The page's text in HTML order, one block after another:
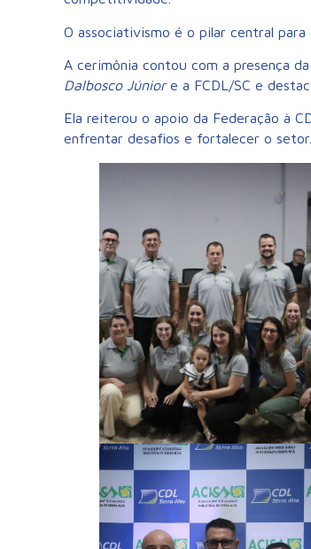
O associativismo é o pilar central
A cerimônia contou com a presença da
Dalbosco Júniore a FCDL/SC e
Ela reiterou o apoio da Federação à
enfrentar desafios e fortalecer o setor.